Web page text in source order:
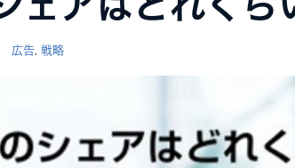
広告 戦略